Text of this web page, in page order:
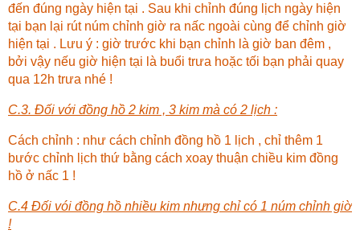
đến đúng ngày hiện tại . Sau khi chỉnh đúng lịch ngày hiện
tại bạn lại rút núm chỉnh giờ ra nấc ngoài cùng để chỉnh giờ
hiện tại . Lưu ý : giờ trước khi bạn chỉnh là giờ ban đêm ,
bởi vậy nếu giờ hiện tại là buổi trưa hoặc tối bạn phải quay
qua 12h trưa nhé !
C.3. Đối với đồng hồ 2 kim , 3 kim mà có 2 lịch :
Cách chỉnh : như cách chỉnh đồng hồ 1 lịch , chỉ thêm 1
bước chỉnh lịch thứ bằng cách xoay thuận chiều kim đồng
hồ ở nấc 1 !
C.4 Đối vói đồng hồ nhiều kim nhưng chỉ có 1 núm chỉnh giờ
!